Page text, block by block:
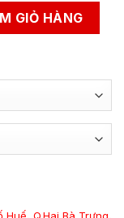
GIỎ HÀNG
Huế, Q.Hai Bà Trưng,